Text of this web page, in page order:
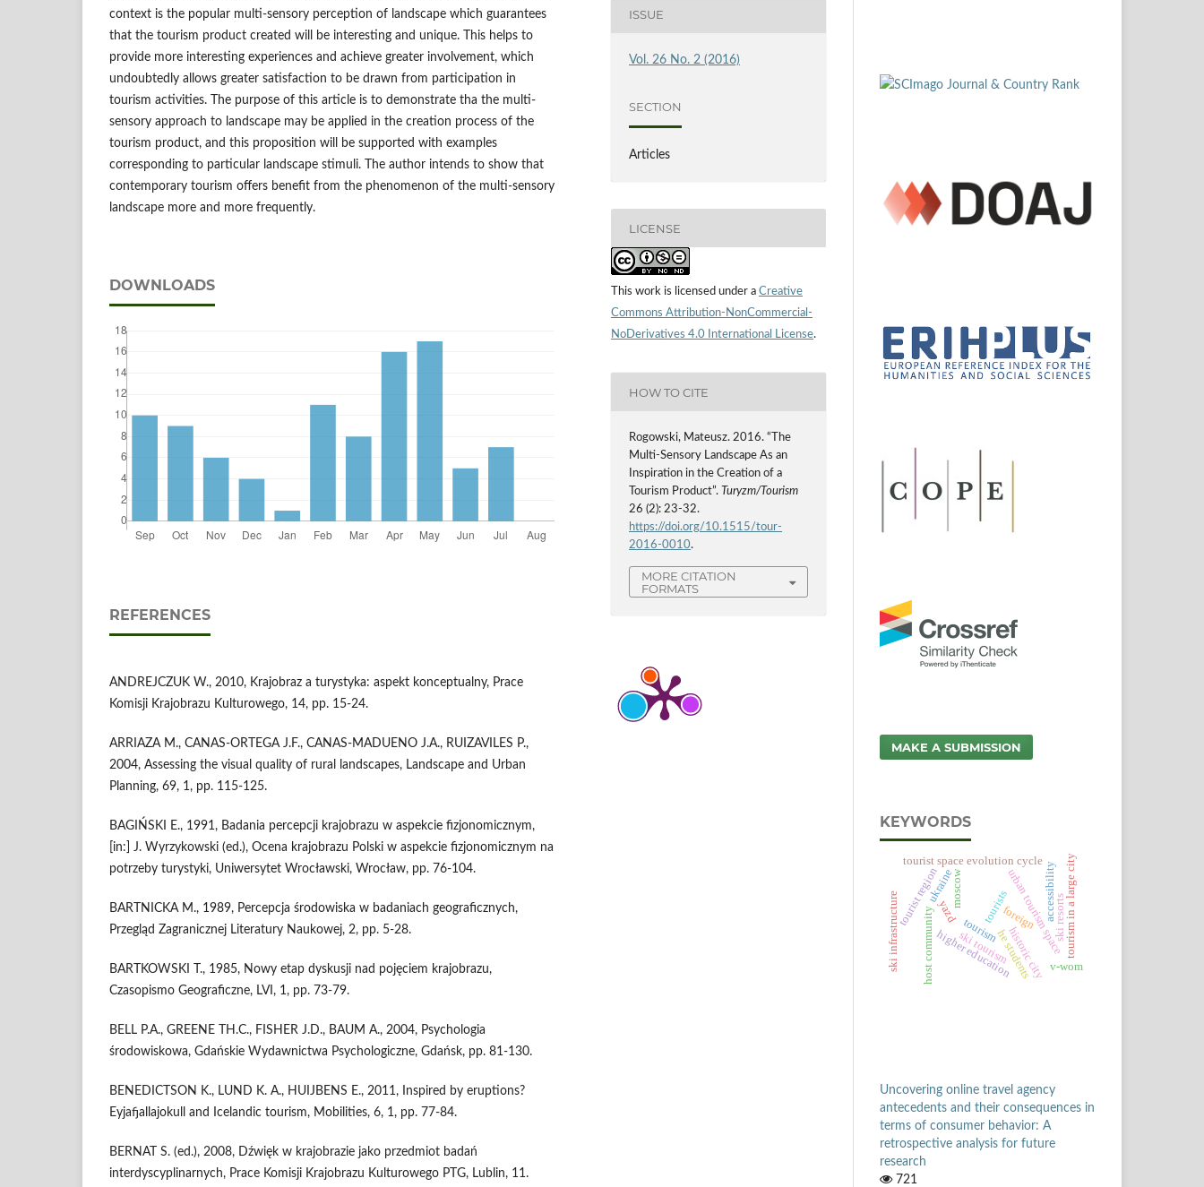
context is the popular multi-sensory perception of landscape which guarantees
that the tourism product created will be interesting and unique. This helps to
provide more interesting experiences and achieve greater involvement, which
undoubtedly allows greater satisfaction to be drawn from participation in
tourism activities. The purpose of this article is to demonstrate tha the multi-
sensory approach to landscape may be applied in the creation process of the
tourism product, and this proposition will be supported with examples
corresponding to particular landscape stimuli. The author intends to show that
contemporary tourism offers benefit from the phenomenon of the multi-sensory
landscape more and more frequently.
DOWNLOADS
REFERENCES
ANDREJCZUK W., 2010, Krajobraz a turystyka: aspekt konceptualny, Prace
Komisji Krajobrazu Kulturowego, 14, pp. 15-24.
ARRIAZA M., CANAS-ORTEGA J.F., CANAS-MADUENO J.A., RUIZAVILES P.,
2004, Assessing the visual quality of rural landscapes, Landscape and Urban
Planning, 69, 1, pp. 115-125.
BAGIŃSKI E., 1991, Badania percepcji krajobrazu w aspekcie fizjonomicznym,
[in:] J. Wyrzykowski (ed.), Ocena krajobrazu Polski w aspekcie fizjonomicznym na
potrzeby turystyki, Uniwersytet Wrocławski, Wrocław, pp. 76-104.
BARTNICKA M., 1989, Percepcja środowiska w badaniach geograficznych,
Przegląd Zagranicznej Literatury Naukowej, 2, pp. 5-28.
BARTKOWSKI T., 1985, Nowy etap dyskusji nad pojęciem krajobrazu,
Czasopismo Geograficzne, LVI, 1, pp. 73-79.
BELL P.A., GREENE TH.C., FISHER J.D., BAUM A., 2004, Psychologia
środowiskowa, Gdańskie Wydawnictwa Psychologiczne, Gdańsk, pp. 81-130.
BENEDICTSON K., LUND K. A., HUIJBENS E., 2011, Inspired by eruptions?
Eyjafjallajokull and Icelandic tourism, Mobilities, 6, 1, pp. 77-84.
BERNAT S. (ed.), 2008, Dźwięk w krajobrazie jako przedmiot badań
interdyscyplinarnych, Prace Komisji Krajobrazu Kulturowego PTG, Lublin, 11.
ISSUE
Vol. 26 No. 2 (2016)
SECTION
Articles
LICENSE
This work is licensed under a Creative
Commons Attribution-NonCommercial-
NoDerivatives 4.0 International License.
HOW TO CITE
Rogowski, Mateusz. 2016. “The
Multi-Sensory Landscape As an
Inspiration in the Creation of a
Tourism Product”. Turyzm/Tourism
26 (2): 23-32.
https://doi.org/10.1515/tour-
2016-0010.
MORE CITATION
FORMATS
MAKE A SUBMISSION
KEYWORDS
tourism
higher educationhe students
foreign
ukraine urban tourism spacetourism in a large city
moscow
tourist space evolution cycle
tourist region ski resorts
ski tourism
ski infrastructure host community tourists
historic city
yazd accessibility
v-wom
Uncovering online travel agency
antecedents and their consequences in
terms of consumer behavior: A
retrospective analysis for future
research
721